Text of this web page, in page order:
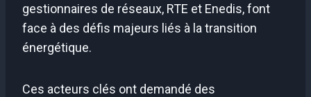
gestionnaires de réseaux, RTE et Enedis, font
face à des défis majeurs liés à la transition
énergétique.
Ces acteurs clés ont demandé des